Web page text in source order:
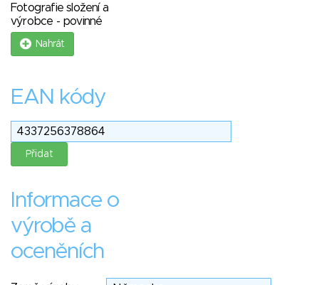
Fotografie složení a
výrobce - povinné
Nahrát
EAN kódy
Informace o
výrobě a
oceněních